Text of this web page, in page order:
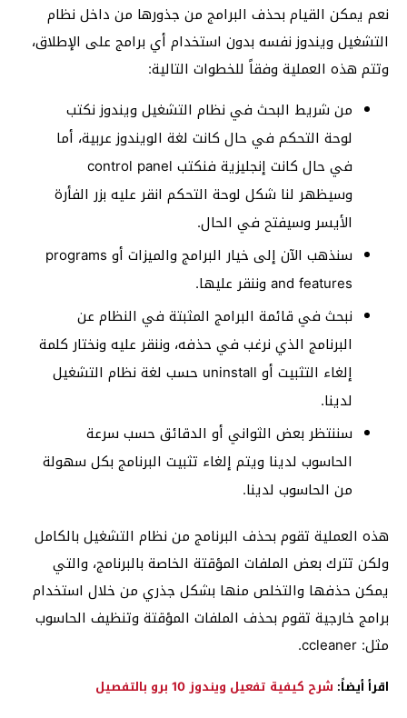
نعم يمكن القيام بحذف البرامج من جذورها من داخل نظام
التشغيل ويندوز نفسه بدون استخدام أي برامج على الإطلاق،
وتتم هذه العملية وفقاً للخطوات التالية:
من شريط البحث في نظام التشغيل ويندوز نكتب
لوحة التحكم في حال كانت لغة الويندوز عربية، أما
في حال كانت إنجليزية فنكتب control panel
وسيظهر لنا شكل لوحة التحكم انقر عليه بزر الفأرة
الأيسر وسيفتح في الحال.
سنذهب الآن إلى خيار البرامج والميزات أو programs
and features وننقر عليها.
نبحث في قائمة البرامج المثبتة في النظام عن
البرنامج الذي نرغب في حذفه، وننقر عليه ونختار كلمة
إلغاء التثبيت أو uninstall حسب لغة نظام التشغيل
لدينا.
سننتظر بعض الثواني أو الدقائق حسب سرعة
الحاسوب لدينا ويتم إلغاء تثبيت البرنامج بكل سهولة
من الحاسوب لدينا.
هذه العملية تقوم بحذف البرنامج من نظام التشغيل بالكامل
ولكن تترك بعض الملفات المؤقتة الخاصة بالبرنامج، والتي
يمكن حذفها والتخلص منها بشكل جذري من خلال استخدام
برامج خارجية تقوم بحذف الملفات المؤقتة وتنظيف الحاسوب
مثل: ccleaner.
اقرأ أيضاً: شرح كيفية تفعيل ويندوز 10 برو بالتفصيل